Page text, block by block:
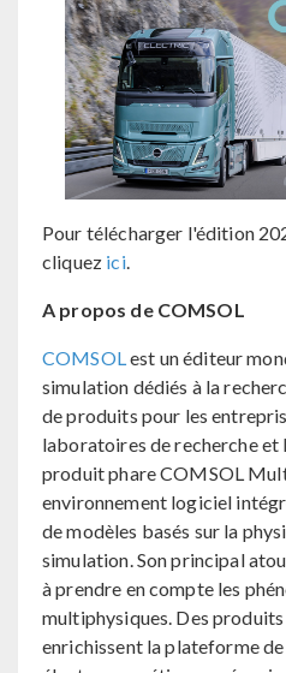
Pour télécharger l'édition
cliquez ici.
A propos de COMSOL
COMSOL est un éditeur
simulation dédiés à la
de produits pour les
laboratoires de recherche et
produit phare COMSOL
environnement logiciel
de modèles basés sur la
simulation. Son principal
à prendre en compte les
multiphysiques. Des
enrichissent la plateforme